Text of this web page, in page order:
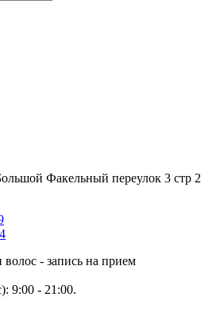
Факельный переулок 3 стр 2
9:00 - 21:00.